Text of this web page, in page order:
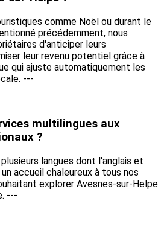
comme Noël ou durant le
précédemment, nous
d'anticiper leurs
leur revenu potentiel grâce à
qui ajuste automatiquement les
---
multilingues aux
?
langues dont l'anglais et
accueil chaleureux à tous nos
explorer Avesnes-sur-Helpe
---